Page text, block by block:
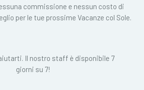
commissione e nessun costo di
per le tue prossime Vacanze col Sole.
Il nostro staff è disponibile 7
giorni su 7!